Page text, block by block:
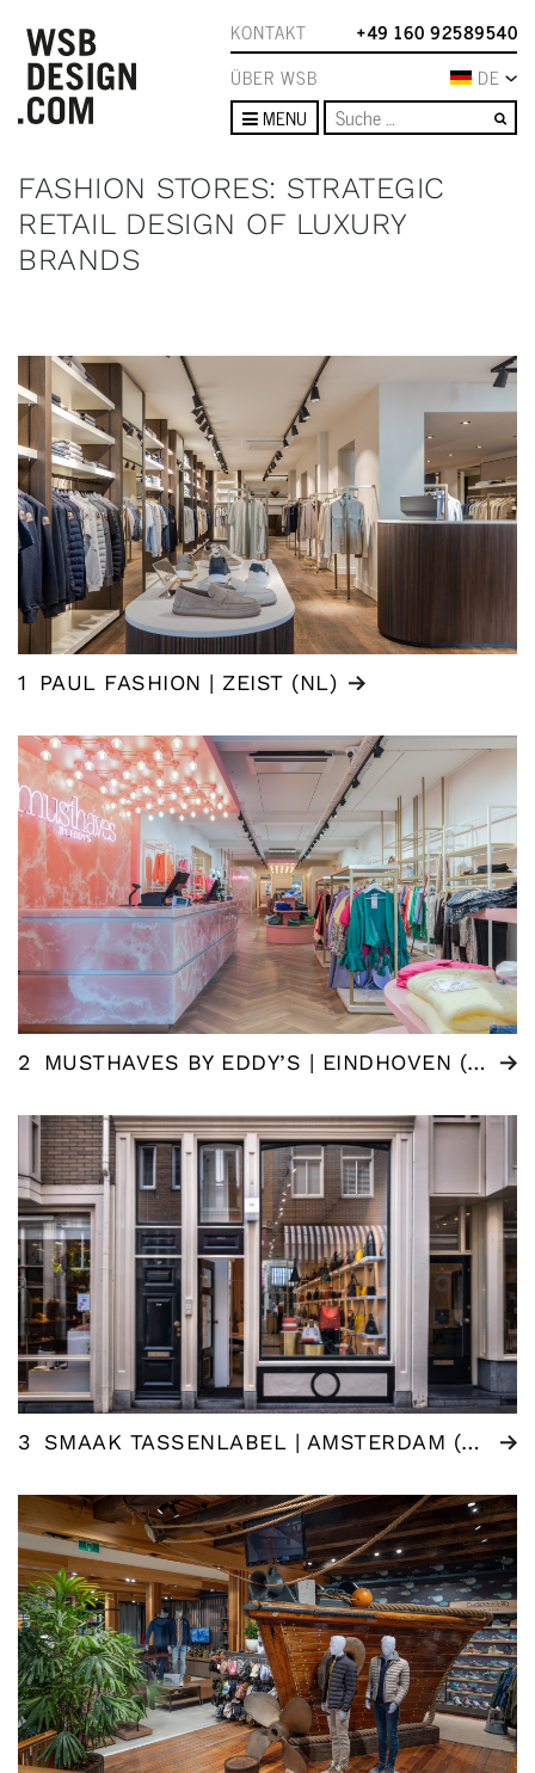
KONTAKT
+49 160 92589540
ÜBER WSB
DE
MENU
FASHION STORES: STRATEGIC
RETAIL DESIGN OF LUXURY
BRANDS
1 PAUL FASHION | ZEIST (NL)
2 MUSTHAVES BY EDDY’S | EINDHOVEN (NL)
3 SMAAK TASSENLABEL | AMSTERDAM (NL)